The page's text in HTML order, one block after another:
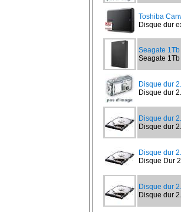
Toshiba
Disque dur
Seagate
Seagate
Disque dur
Disque dur
Disque dur
Disque dur
Disque dur
Disque Dur
Disque dur
Disque dur